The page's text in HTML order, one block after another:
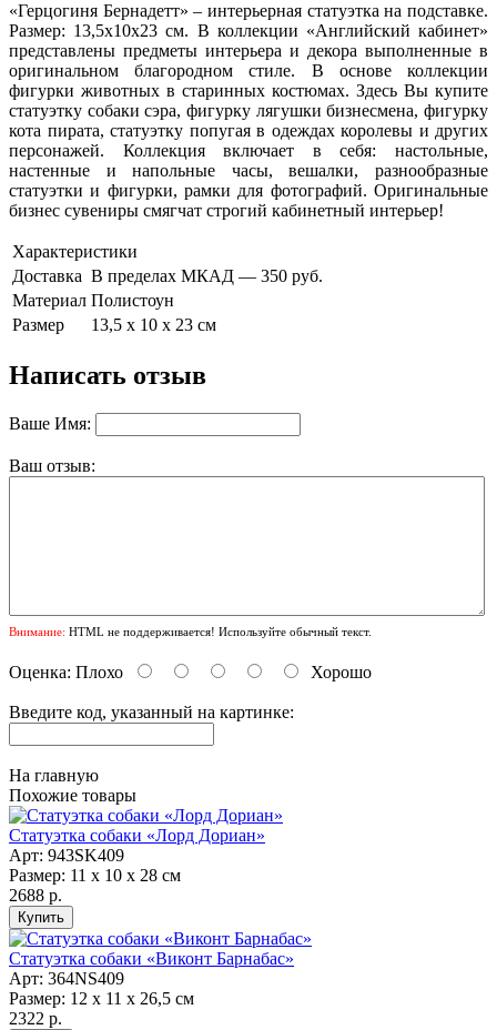
«Герцогиня Бернадетт» – интерьерная статуэтка на подставке.
Размер: 13,5х10х23 см. В коллекции «Английский кабинет»
представлены предметы интерьера и декора выполненные в
оригинальном благородном стиле. В основе коллекции
фигурки животных в старинных костюмах. Здесь Вы купите
статуэтку собаки сэра, фигурку лягушки бизнесмена, фигурку
кота пирата, статуэтку попугая в одеждах королевы и других
персонажей. Коллекция включает в себя: настольные,
настенные и напольные часы, вешалки, разнообразные
статуэтки и фигурки, рамки для фотографий. Оригинальные
бизнес сувениры смягчат строгий кабинетный интерьер!
Характеристики
Доставка В пределах МКАД — 350 руб.
Материал Полистоун
Размер
13,5 х 10 х 23 см
Написать отзыв
Ваше Имя:
Ваш отзыв:
Внимание: HTML не поддерживается! Используйте обычный текст.
Оценка: Плохо Хорошо
Введите код, указанный на картинке:
На главную
Похожие товары
Статуэтка собаки «Лорд Дориан»
Арт: 943SK409
Размер: 11 х 10 х 28 см
2688 р.
Статуэтка собаки «Виконт Барнабас»
Арт: 364NS409
Размер: 12 х 11 х 26,5 см
2322 р.